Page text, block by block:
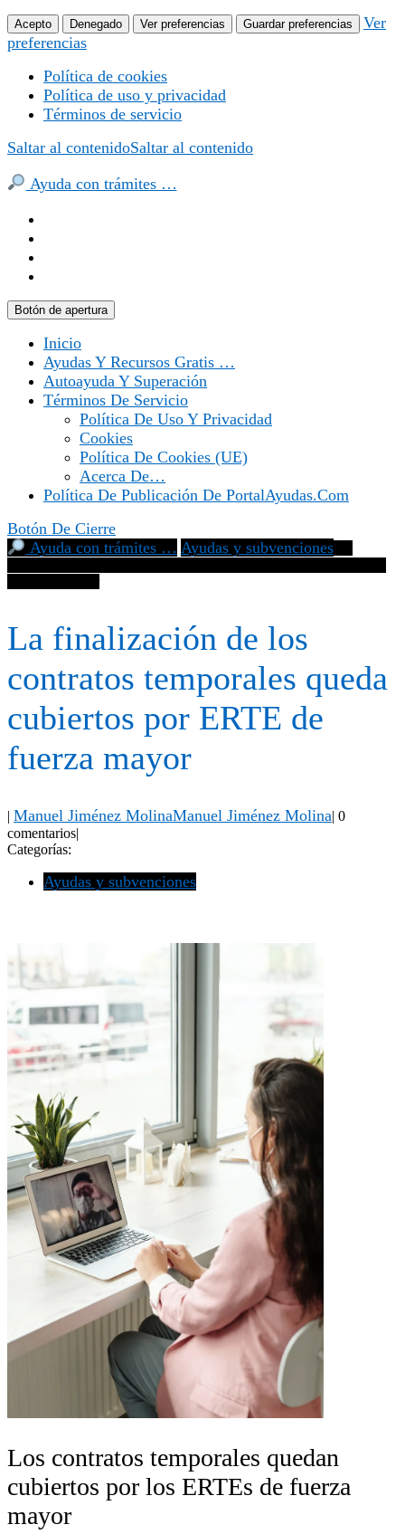
Acepto Denegado Ver preferencias Guardar preferencias
Ver
preferencias
Política de cookies
Política de uso y privacidad
Términos de servicio
Saltar al contenidoSaltar al contenido
Ayuda con trámites …
Botón de apertura
Inicio
Ayudas Y Recursos Gratis …
Autoayuda Y Superación
Términos De Servicio
Política De Uso Y Privacidad
Cookies
Política De Cookies (UE)
Acerca De…
Política De Publicación De PortalAyudas.com
Botón De Cierre
Ayuda con trámites … Ayudas y subvencionesLa
La finalización de los
contratos temporales queda
cubiertos por ERTE de
fuerza mayor
| Manuel Jiménez MolinaManuel Jiménez Molina| 0
comentarios|
Categorías:
Ayudas y subvenciones
Los contratos temporales quedan
cubiertos por los ERTEs de fuerza
mayor